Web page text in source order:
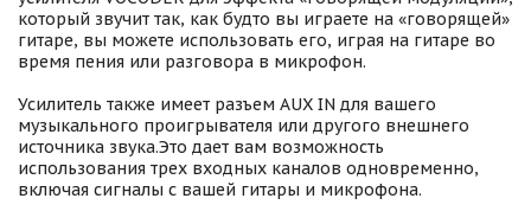
который звучит так, как будто вы играете на «говорящей»
гитаре, вы можете использовать его, играя на гитаре во
время пения или разговора в микрофон.
Усилитель также имеет разъем AUX IN для вашего
музыкального проигрывателя или другого внешнего
источника звука.Это дает вам возможность
использования трех входных каналов одновременно,
включая сигналы с вашей гитары и микрофона.